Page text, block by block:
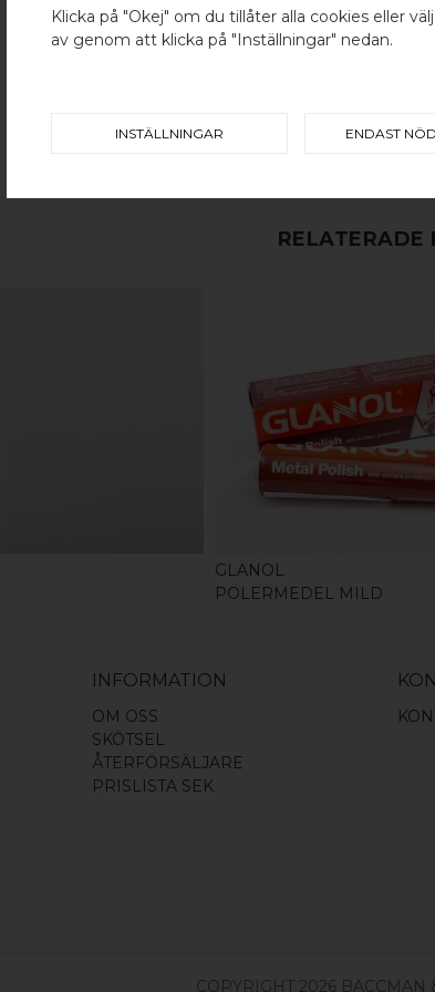
Välj land / Choose
RELATERADE
KÖP
GLANOL
POLERMEDEL MILD
INFORMATION
OM OSS
SKÖTSEL
ÅTERFÖRSÄLJARE
PRISLISTA SEK
COPYRIGHT 2026
Klicka på "Okej" om du tillåter alla cookies eller
av genom att klicka på "Inställningar" nedan.
INSTÄLLNINGAR ENDAST